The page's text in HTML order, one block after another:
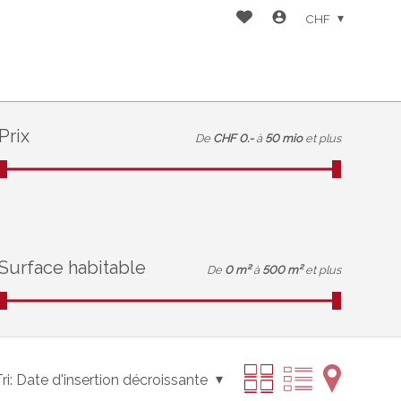
CHF
Prix De CHF 0.- à 50 mio et plus
habitable De 0 m² à 500 m² et plus
Date d'insertion décroissante